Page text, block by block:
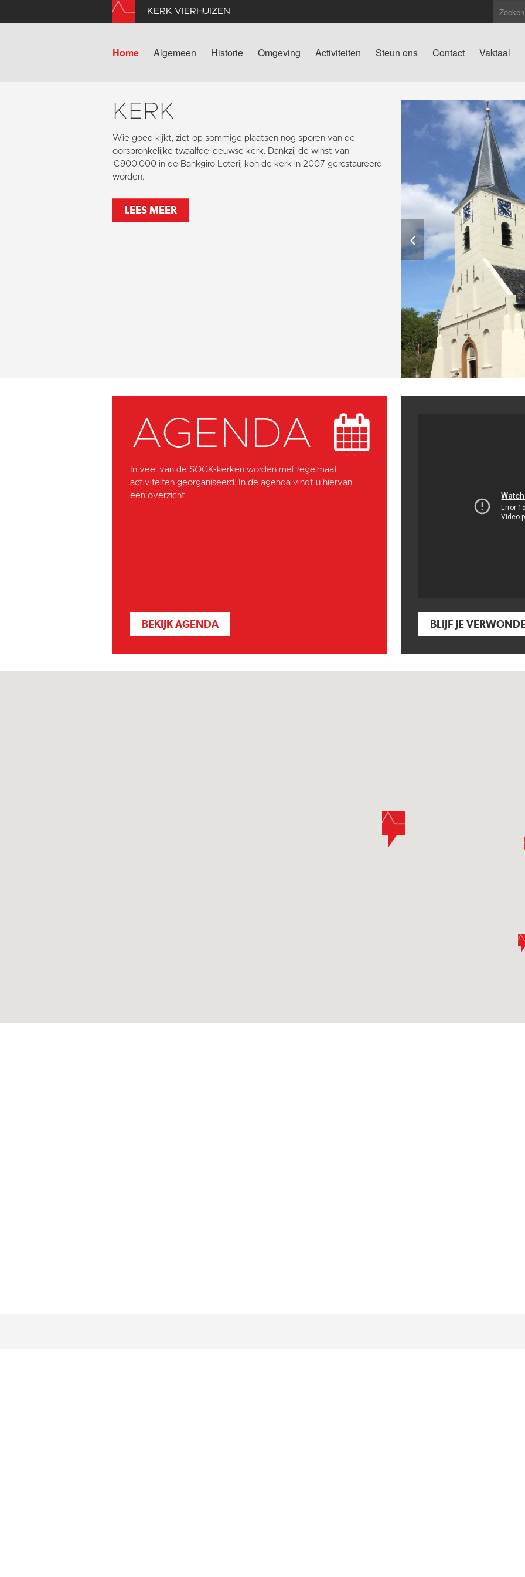
KERK VIERHUIZEN
Home Algemeen Historie Omgeving Activiteiten Steun ons Contact Vaktaal
KERK
Wie goed kijkt, ziet op sommige plaatsen nog sporen van de
oorspronkelijke twaalfde-eeuwse kerk. Dankzij de winst van
€900.000 in de Bankgiro Loterij kon de kerk in 2007 gerestaureerd
worden.
LEES MEER
‹
AGENDA
In veel van de SOGK-kerken worden met regelmaat
activiteiten georganiseerd. In de agenda vindt u hiervan
een overzicht.
BEKIJK AGENDA BLIJF JE